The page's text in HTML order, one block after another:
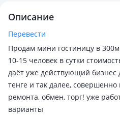
Описание
Перевести
Продам мини гостиницу в
10-15 человек в сутки
даёт уже действующий бизнес
тенге и так далее, совершенно
ремонта, обмен, торг! уже
варианты